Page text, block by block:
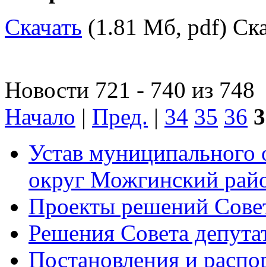
Скачать (1.81 Мб, pdf)
Новости 721 - 740 из 748
Начало | Пред. | 34 35 36
Устав
округ Можгинский
Проекты решений
Решения Совета
Постановления и